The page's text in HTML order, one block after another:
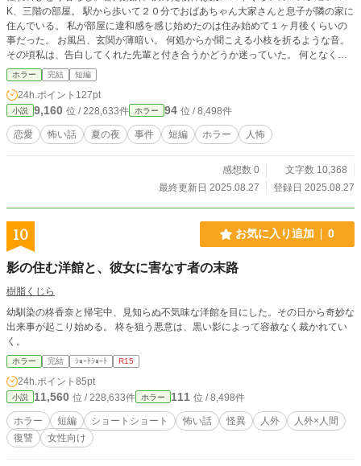
K、三階の部屋。 駅から歩いて２０分でおばあちゃん大家さんと息子が隣の家に
住んでいる。 私が部屋に違和感を感じ始めたのは住み始めて１ヶ月後くらいの
事だった。 お風呂、玄関が薄暗い。 何処からか聞こえる小枝を折るような音。
その頃私は、告白してくれた先輩と付き合うかどうか迷っていた。 何となく部
屋に独りで居るのが嫌な氣がして、その先輩を家にあげてしまう。 幾度となく
襲う怪奇現象。 やっと安心かと思われたその時、、。
ホラー 完結 短編
24h.ポイント 127pt
小説 9,160 位 / 228,633件 ホラー 94 位 / 8,498件
恋愛 怖い話 夏の夜 事件 短編 ホラー 人怖
感想数 0
文字数 10,368
最終更新日 2025.08.27
登録日 2025.08.27
10 お気に入り追加 0
影の住む洋館と、彼女に害なす者の末路
樹脂くじら
幼馴染の柊香奈と帰宅中、見知らぬ不気味な洋館を目にした。その日から奇妙な
出来事が起こり始める。 柊を狙う悪意は、黒い影によって容赦なく裁かれてい
く。
ホラー 完結 ｼｮｰﾄｼｮｰﾄ R15
24h.ポイント 85pt
小説 11,560 位 / 228,633件 ホラー 111 位 / 8,498件
ホラー 短編 ショートショート 怖い話 怪異 人外
人外×人間
復讐
女性向け